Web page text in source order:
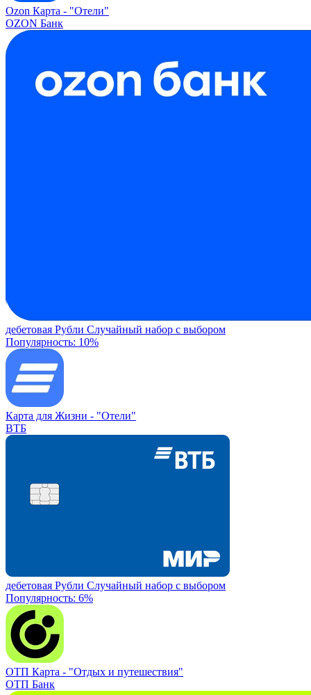
Ozon Карта - "Отели"
OZON Банк
дебетовая Рубли Случайный набор с выбором
Популярность: 10%
Карта для Жизни - "Отели"
ВТБ
дебетовая Рубли Случайный набор с выбором
Популярность: 6%
ОТП Карта - "Отдых и путешествия"
ОТП Банк